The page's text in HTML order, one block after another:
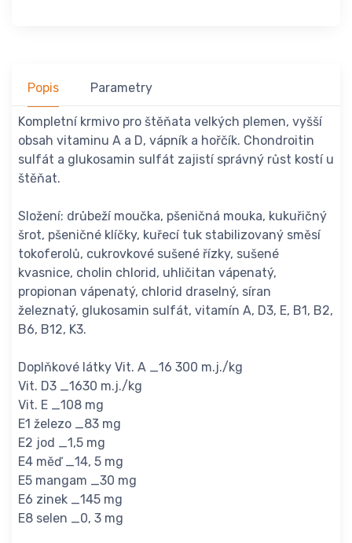
Popis Parametry
Kompletní krmivo pro štěňata velkých plemen, vyšší
obsah vitaminu A a D, vápník a hořčík. Chondroitin
sulfát a glukosamin sulfát zajistí správný růst kostí u
štěňat.
Složení: drůbeží moučka, pšeničná mouka, kukuřičný
šrot, pšeničné klíčky, kuřecí tuk stabilizovaný směsí
tokoferolů, cukrovkové sušené řízky, sušené
kvasnice, cholin chlorid, uhličitan vápenatý,
propionan vápenatý, chlorid draselný, síran
železnatý, glukosamin sulfát, vitamín A, D3, E, B1, B2,
B6, B12, K3.
Doplňkové látky Vit. A _16 300 m.j./kg
Vit. D3 _1630 m.j./kg
Vit. E _108 mg
E1 železo _83 mg
E2 jod _1,5 mg
E4 měď _14, 5 mg
E5 mangam _30 mg
E6 zinek _145 mg
E8 selen _0, 3 mg